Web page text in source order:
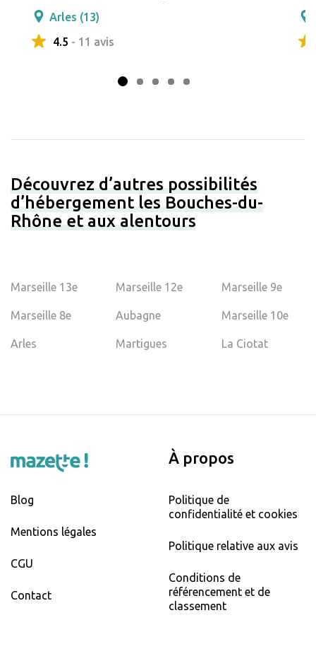
Arles (13)
4.5 - 11 avis
Découvrez d’autres possibilités
d’hébergement les Bouches-du-
Rhône et aux alentours
Marseille 13e Marseille 12e Marseille 9e
Marseille 8e Aubagne Marseille 10e
Arles Martigues La Ciotat
Blog
Mentions légales
CGU
Contact
À propos
Politique de
confidentialité et cookies
Politique relative aux avis
Conditions de
référencement et de
classement